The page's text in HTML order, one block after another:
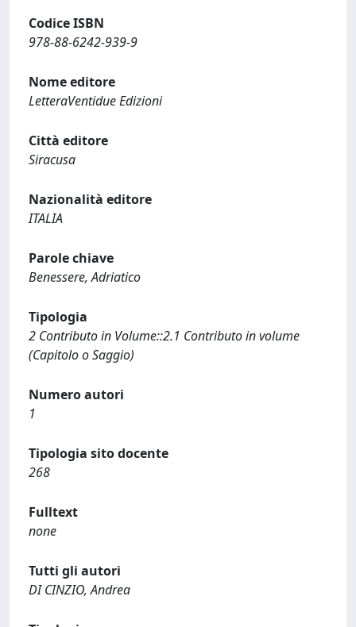
Codice ISBN
978-88-6242-939-9
Nome editore
LetteraVentidue Edizioni
Città editore
Siracusa
Nazionalità editore
ITALIA
Parole chiave
Benessere, Adriatico
Tipologia
2 Contributo in Volume::2.1 Contributo in volume
(Capitolo o Saggio)
Numero autori
1
Tipologia sito docente
268
Fulltext
none
Tutti gli autori
DI CINZIO, Andrea